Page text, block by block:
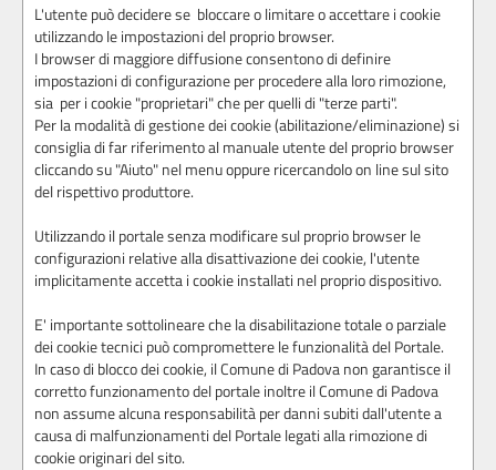
L'utente può decidere se bloccare o limitare o accettare i cookie
utilizzando le impostazioni del proprio browser.
I browser di maggiore diffusione consentono di definire
impostazioni di configurazione per procedere alla loro rimozione,
sia per i cookie "proprietari" che per quelli di "terze parti".
Per la modalità di gestione dei cookie (abilitazione/eliminazione) si
consiglia di far riferimento al manuale utente del proprio browser
cliccando su "Aiuto" nel menu oppure ricercandolo on line sul sito
del rispettivo produttore.
Utilizzando il portale senza modificare sul proprio browser le
configurazioni relative alla disattivazione dei cookie, l'utente
implicitamente accetta i cookie installati nel proprio dispositivo.
E' importante sottolineare che la disabilitazione totale o parziale
dei cookie tecnici può compromettere le funzionalità del Portale.
In caso di blocco dei cookie, il Comune di Padova non garantisce il
corretto funzionamento del portale inoltre il Comune di Padova
non assume alcuna responsabilità per danni subiti dall'utente a
causa di malfunzionamenti del Portale legati alla rimozione di
cookie originari del sito.